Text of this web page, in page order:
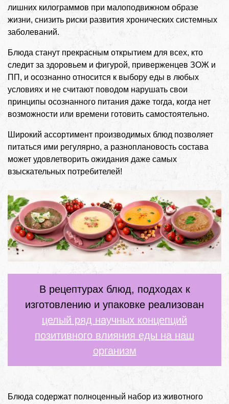
лишних килограммов при малоподвижном образе
жизни, снизить риски развития хронических системных
заболеваний.
Блюда станут прекрасным открытием для всех, кто
следит за здоровьем и фигурой, приверженцев ЗОЖ и
ПП, и осознанно относится к выбору еды в любых
условиях и не считают поводом нарушать свои
принципы осознанного питания даже тогда, когда нет
возможности или времени готовить самостоятельно.
Широкий ассортимент производимых блюд позволяет
питаться ими регулярно, а разноплановость состава
может удовлетворить ожидания даже самых
взыскательных потребителей!
В рецептурах блюд, подходах к
изготовлению и упаковке реализован
целый ряд научных концепций
позитивного влияния еды на наш
организм
Блюда содержат полноценный набор из животного